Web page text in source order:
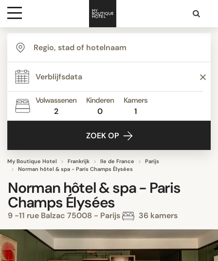
Bestemmingen
Hoteltypes
Contact
Volwassenen
2
Kinderen
0
Kamers
1
ZOEK OP
My Boutique Hotel Frankrijk Ile de France
Parijs
Norman hôtel & spa - Paris Champs Élysées
Norman hôtel & spa - Paris
Champs Élysées
9 -11 rue Balzac 75008 - Parijs 36 kamers